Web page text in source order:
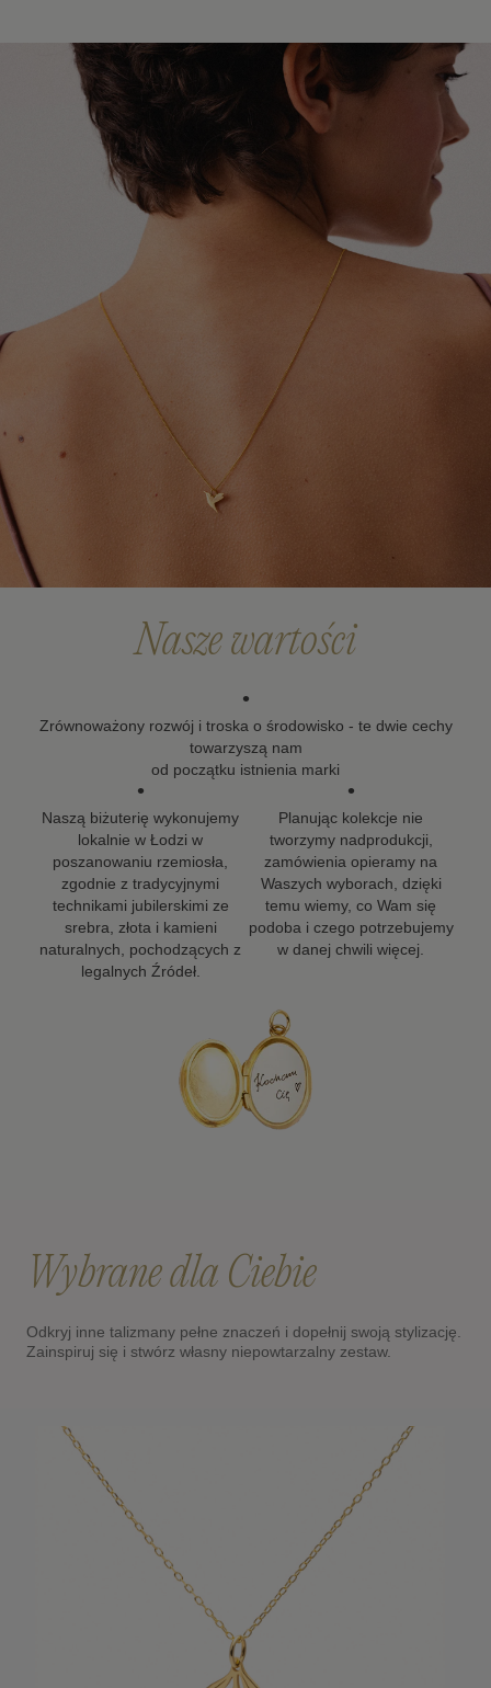
Global Express (Poczta Polska). Szacowany czas
doręczenia wynosi od 3 do 20 dni roboczych.
Szczegółowe informacje dotyczące dostępnych krajów,
metod wysyłki oraz orientacyjnych terminów dostawy
znajdziesz w tabeli.
Dokładamy wszelkich starań, aby Twoje zamówienie
dotarło bezpiecznie i jak najszybciej - niezależnie od
tego, czy podróżuje kilka ulic dalej, czy na drugi koniec
W przypadku zamówień wysyłanych do Wielkiej Brytanii i
Irlandii Północnej mogą obowiązywać dodatkowe opłaty
celne, podatki lub opłaty importowe naliczane przez
lokalne organy celne. Ewentualne koszty tego typu
ponosi odbiorca przesyłki.
zakładać ją jako ostatni element stylizacji.
Chroń biżuterię przed kontaktem z detergentami,
środkami czystości oraz preparatami leczniczymi
stosowanymi na skórę, które mogą wpływać na trwałość
pozłocenia i wygląd metalu.
Zdejmuj biżuterię przed kąpielą, snem, uprawianiem
sportu oraz wykonywaniem prac domowych. Pozwoli to
ograniczyć ryzyko uszkodzeń, odkształceń i utraty
Aby odświeżyć biżuterię i przywrócić jej blask, delikatnie
przecieraj ją miękką ściereczką jubilerską. Pamiętaj, że
pozłocenie jest naturalną powłoką użytkową, która z
czasem może ulegać ścieraniu. Tempo tego procesu
zależy między innymi od sposobu użytkowania,
częstotliwości noszenia oraz indywidualnych właściwości
skóry.
Po upływie okresu gwarancji możesz skorzystać z
dokładamy wszelkich starań, aby nasze projekty mogły
towarzyszyć Ci w kolejnych ważnych momentach życia.
Nasze wartości
•
Zrównoważony rozwój i troska o środowisko - te dwie cechy
towarzyszą nam
od początku istnienia marki
•
Naszą biżuterię wykonujemy
lokalnie w Łodzi w
poszanowaniu rzemiosła,
zgodnie z tradycyjnymi
technikami jubilerskimi ze
srebra, złota i kamieni
naturalnych, pochodzących z
legalnych Źródeł.
•
Planując kolekcje nie
tworzymy nadprodukcji,
zamówienia opieramy na
Waszych wyborach, dzięki
temu wiemy, co Wam się
podoba i czego potrzebujemy
w danej chwili więcej.
Wybrane dla Ciebie
Odkryj inne talizmany pełne znaczeń i dopełnij swoją stylizację.
Zainspiruj się i stwórz własny niepowtarzalny zestaw.